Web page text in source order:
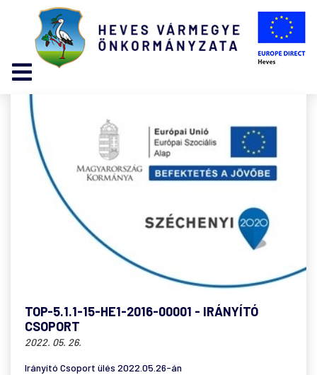
TOP-5.1.1-15-HE1-2016-00001 - IRÁNYÍTÓ
CSOPORT
2022. 05. 26.
Irányító Csoport ülés 2022.05.26-án